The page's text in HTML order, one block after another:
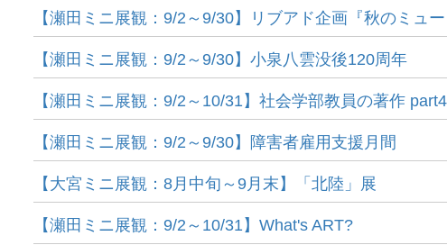
【瀬田ミニ展観：9/2～9/30】リブアド企画『秋のミュ
【瀬田ミニ展観：9/2～9/30】小泉八雲没後120周年
【瀬田ミニ展観：9/2～10/31】社会学部教員の著作 part4
【瀬田ミニ展観：9/2～9/30】障害者雇用支援月間
【大宮ミニ展観：8月中旬～9月末】「北陸」展
【瀬田ミニ展観：9/2～10/31】What's ART?